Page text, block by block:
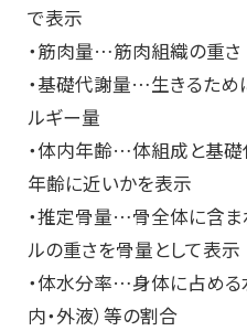
で表示
・筋肉量…筋肉組織の重さ
・基礎代謝量…生きるた
ルギー量
・体内年齢…体組成と基
年齢に近いかを表示
・推定骨量…骨全体に含ま
ルの重さを骨量として表示
・体水分率…身体に占める
内・外液）等の割合